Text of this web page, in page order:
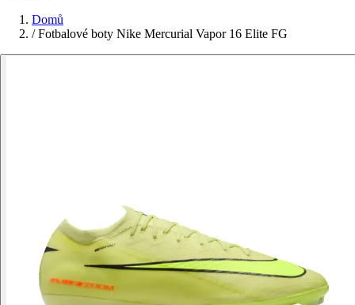
Domů
/ Fotbalové boty Nike Mercurial Vapor 16 Elite FG